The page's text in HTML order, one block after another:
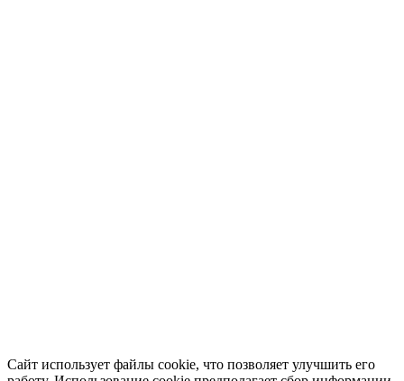
Сайт использует файлы cookie, что позволяет улучшить его